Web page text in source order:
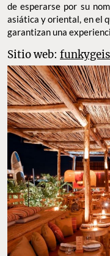
de esperarse por su
asiática y oriental, en el
garantizan una
Sitio web: